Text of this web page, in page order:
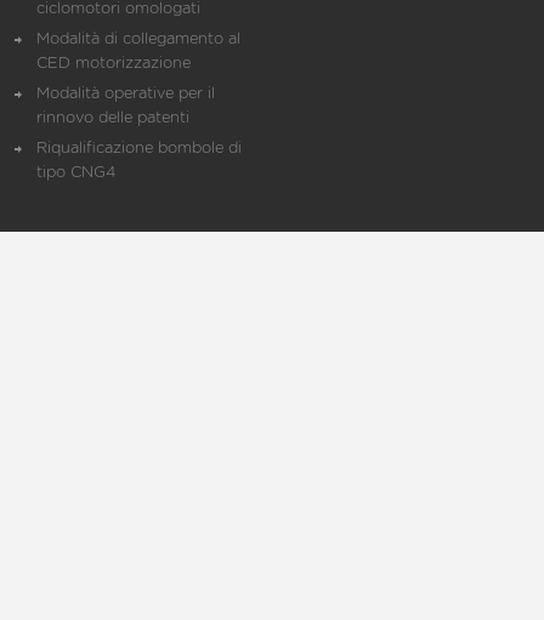
ciclomotori omologati
Modalità di collegamento al
CED motorizzazione
Modalità operative per il
rinnovo delle patenti
Riqualificazione bombole di
tipo CNG4